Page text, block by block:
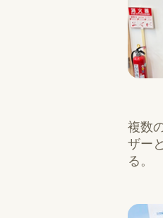
複数
ザー
る。